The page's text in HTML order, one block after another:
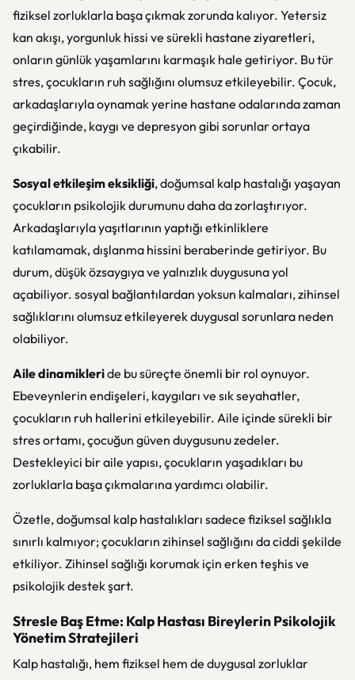
fiziksel zorluklarla başa çıkmak zorunda kalıyor. Yetersiz
kan akışı, yorgunluk hissi ve sürekli hastane ziyaretleri,
onların günlük yaşamlarını karmaşık hale getiriyor. Bu tür
stres, çocukların ruh sağlığını olumsuz etkileyebilir. Çocuk,
arkadaşlarıyla oynamak yerine hastane odalarında zaman
geçirdiğinde, kaygı ve depresyon gibi sorunlar ortaya
çıkabilir.
Sosyal etkileşim eksikliği, doğumsal kalp hastalığı yaşayan
çocukların psikolojik durumunu daha da zorlaştırıyor.
Arkadaşlarıyla yaşıtlarının yaptığı etkinliklere
katılamamak, dışlanma hissini beraberinde getiriyor. Bu
durum, düşük özsaygıya ve yalnızlık duygusuna yol
açabiliyor. sosyal bağlantılardan yoksun kalmaları, zihinsel
sağlıklarını olumsuz etkileyerek duygusal sorunlara neden
olabiliyor.
Aile dinamikleride bu süreçte önemli bir rol oynuyor.
Ebeveynlerin endişeleri, kaygıları ve sık seyahatler,
çocukların ruh hallerini etkileyebilir. Aile içinde sürekli bir
stres ortamı, çocuğun güven duygusunu zedeler.
Destekleyici bir aile yapısı, çocukların yaşadıkları bu
zorluklarla başa çıkmalarına yardımcı olabilir.
Özetle, doğumsal kalp hastalıkları sadece fiziksel sağlıkla
sınırlı kalmıyor; çocukların zihinsel sağlığını da ciddi şekilde
etkiliyor. Zihinsel sağlığı korumak için erken teşhis ve
psikolojik destek şart.
Stresle Baş Etme: Kalp Hastası Bireylerin Psikolojik
Yönetim Stratejileri
Kalp hastalığı, hem fiziksel hem de duygusal zorluklar